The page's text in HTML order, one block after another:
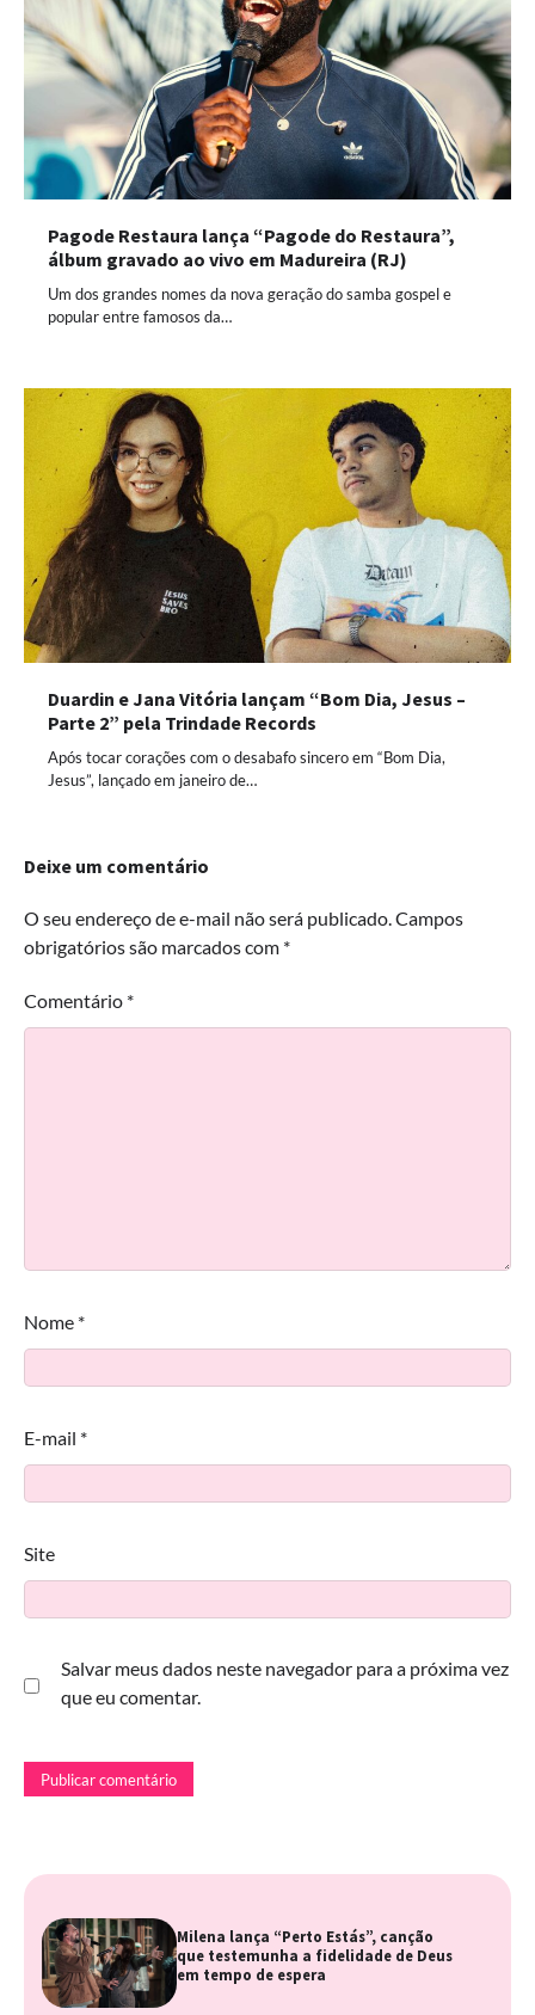
Pagode Restaura lança “Pagode do Restaura”,
álbum gravado ao vivo em Madureira (RJ)
Um dos grandes nomes da nova geração do samba gospel e
popular entre famosos da…
Duardin e Jana Vitória lançam “Bom Dia, Jesus –
Parte 2” pela Trindade Records
Após tocar corações com o desabafo sincero em “Bom Dia,
Jesus”, lançado em janeiro de…
Deixe um comentário
O seu endereço de e-mail não será publicado. Campos
obrigatórios são marcados com *
Comentário *
Nome *
E-mail *
Site
Salvar meus dados neste navegador para a próxima vez
que eu comentar.
Milena lança “Perto Estás”, canção
que testemunha a fidelidade de Deus
em tempo de espera